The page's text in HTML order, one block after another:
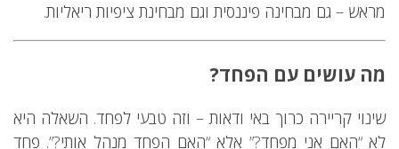
מראש – גם מבחינה פיננסית וגם מבחינת ציפיות ריאליות.
מה עושים עם הפחד?
שינוי קריירה כרוך באי ודאות – וזה טבעי לפחד. השאלה היא
לא “האם אני מפחד?” אלא “האם הפחד מנהל אותי?”. פחד